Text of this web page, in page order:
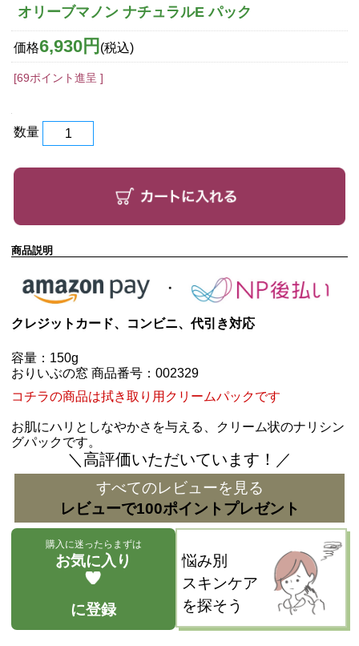
オリーブマノン ナチュラルE パック
価格6,930円 (税込)
[69ポイント進呈 ]
数量
商品説明
クレジットカード、コンビニ、代引き対応
容量：150g
おりいぶの窓 商品番号：002329
コチラの商品は拭き取り用クリームパックです
お肌にハリとしなやかさを与える、クリーム状のナリシン
グパックです。
＼高評価いただいています！／
すべてのレビューを見る
レビューで100ポイントプレゼント
購入に迷ったらまずは
お気に入り
に登録
悩み別
スキンケア
を探そう